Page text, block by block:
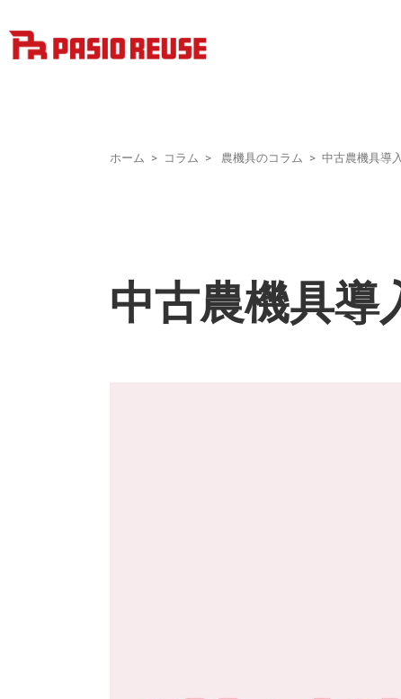
ホーム コラム 農機具のコラム 中古農機具導
中古農機具導